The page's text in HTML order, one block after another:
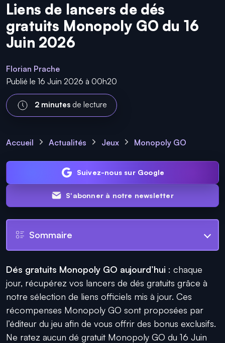
Liens de lancers de dés
gratuits Monopoly GO du 16
Juin 2026
Florian Prache
Publié le 16 Juin 2026 à 00h20
2 minutesde lecture
Accueil Actualités Jeux Monopoly GO
Suivez-nous sur Google
S'abonner à notre newsletter
Sommaire
Dés gratuits Monopoly GO aujourd’hui : chaque
jour, récupérez vos lancers de dés gratuits grâce à
notre sélection de liens officiels mis à jour. Ces
récompenses Monopoly GO sont proposées par
l’éditeur du jeu afin de vous offrir des bonus exclusifs.
Ne ratez aucun dé gratuit Monopoly GO du 16 Juin